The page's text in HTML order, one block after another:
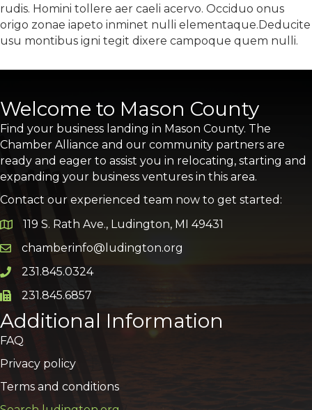
rudis. Homini tollere aer caeli acervo. Occiduo onus
origo zonae iapeto inminet nulli elementaque.Deducite
usu montibus igni tegit dixere campoque quem nulli.
Welcome to Mason County
Find your business landing in Mason County. The
Chamber Alliance and our community partners are
ready and eager to assist you in relocating, starting and
expanding your business ventures in this area.
Contact our experienced team now to get started:
Google Map
119 S. Rath Ave., Ludington, MI 49431
Email icon and link
chamberinfo@ludington.org
Phone icon and link
231.845.0324
Phone icon and link
231.845.6857
Additional Information
FAQ
Privacy policy
Terms and conditions